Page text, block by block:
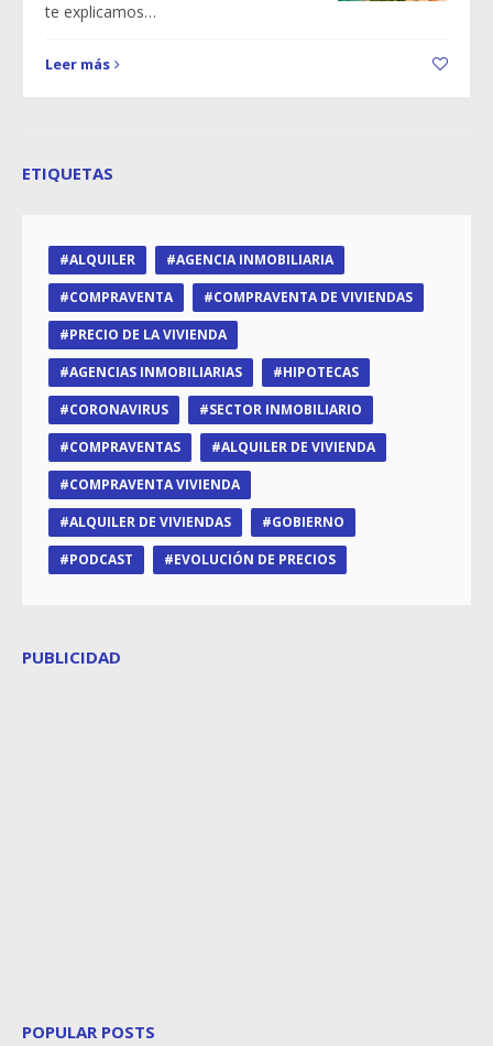
te explicamos…
Leer más
ETIQUETAS
ALQUILER
AGENCIA INMOBILIARIA
COMPRAVENTA
COMPRAVENTA DE VIVIENDAS
PRECIO DE LA VIVIENDA
AGENCIAS INMOBILIARIAS
HIPOTECAS
CORONAVIRUS
SECTOR INMOBILIARIO
COMPRAVENTAS
ALQUILER DE VIVIENDA
COMPRAVENTA VIVIENDA
ALQUILER DE VIVIENDAS
GOBIERNO
PODCAST
EVOLUCIÓN DE PRECIOS
PUBLICIDAD
POPULAR POSTS